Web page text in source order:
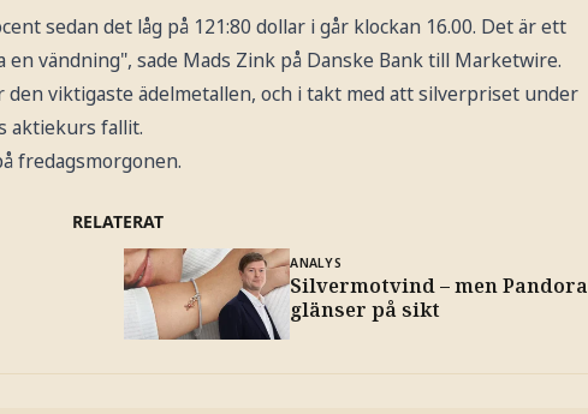
sedan det låg på 121:80 dollar i går klockan 16.00. Det är ett
vändning", sade Mads Zink på Danske Bank till Marketwire.
den viktigaste ädelmetallen, och i takt med att silverpriset under
aktiekurs fallit.
fredagsmorgonen.
RELATERAT
ANALYS
Silvermotvind – men Pandora
glänser på sikt